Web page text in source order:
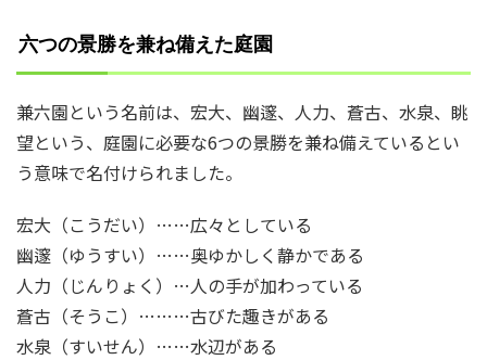
六つの景勝を兼ね備えた庭園
兼六園という名前は、宏大、幽邃、人力、蒼古、水泉、眺
望という、庭園に必要な6つの景勝を兼ね備えているとい
う意味で名付けられました。
宏大（こうだい）……広々としている
幽邃（ゆうすい）……奥ゆかしく静かである
人力（じんりょく）…人の手が加わっている
蒼古（そうこ）………古びた趣きがある
水泉（すいせん）……水辺がある